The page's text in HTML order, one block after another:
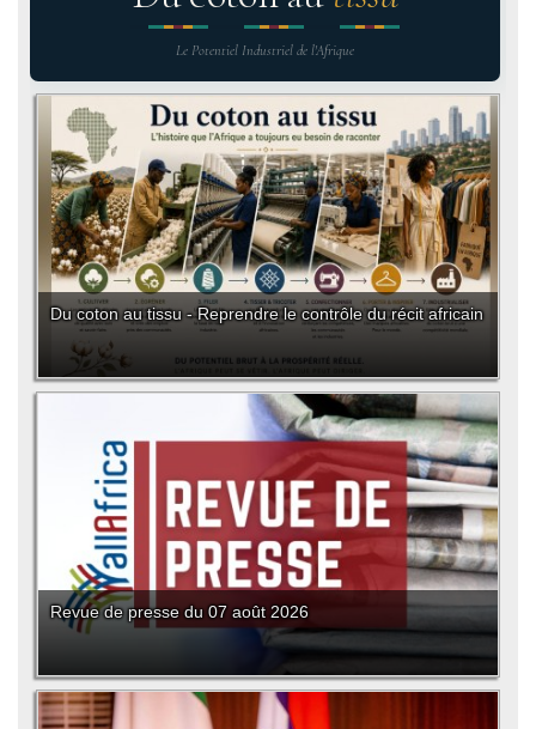
Le Potentiel Industriel de l'Afrique
Du coton au tissu - Reprendre le contrôle du récit africain
Revue de presse du 07 août 2026